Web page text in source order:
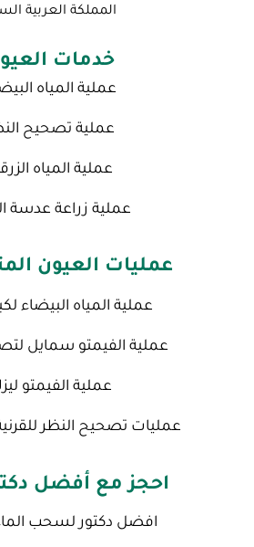
المملكة العربية
خدمات
عملية المياه
عملية تصحيح
عملية المياه
عملية زراعة عدسة
عمليات العيون
عملية المياه البيضاء
عملية الفيمتو سمايل
عملية الفيمتو
عمليات تصحيح النظر
احجز مع أفضل
افضل دكتور لسحب